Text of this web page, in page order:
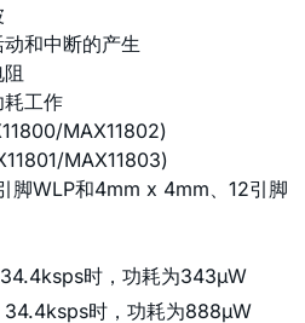
和中断的产生
耗工作
MAX11802)
MAX11803)
脚WLP和4mm x 4mm、12引脚
时，功耗为343µW
时，功耗为888µW